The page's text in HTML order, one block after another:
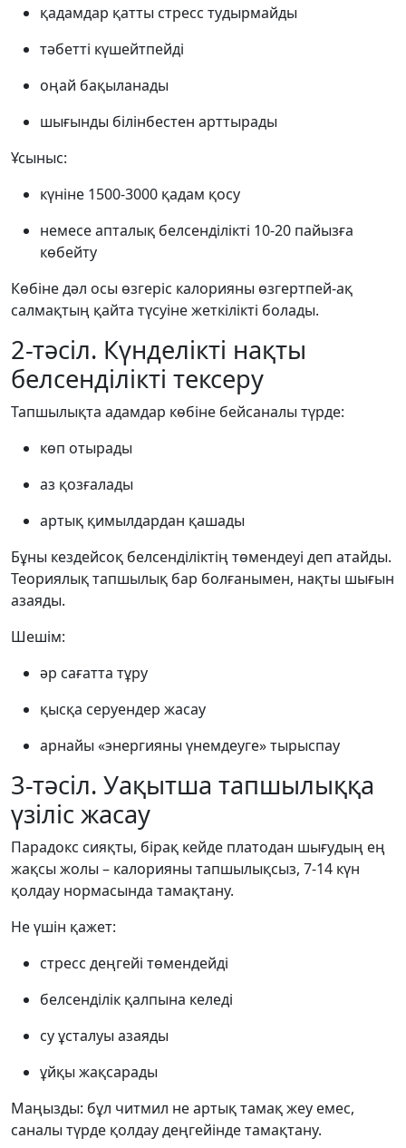
қадамдар қатты стресс тудырмайды
тәбетті күшейтпейді
оңай бақыланады
шығынды білінбестен арттырады
Ұсыныс:
күніне 1500-3000 қадам қосу
немесе апталық белсенділікті 10-20 пайызға
көбейту
Көбіне дәл осы өзгеріс калорияны өзгертпей-ақ
салмақтың қайта түсуіне жеткілікті болады.
2-тәсіл. Күнделікті нақты
белсенділікті тексеру
Тапшылықта адамдар көбіне бейсаналы түрде:
көп отырады
аз қозғалады
артық қимылдардан қашады
Бұны кездейсоқ белсенділіктің төмендеуі деп атайды.
Теориялық тапшылық бар болғанымен, нақты шығын
азаяды.
Шешім:
әр сағатта тұру
қысқа серуендер жасау
арнайы «энергияны үнемдеуге» тырыспау
3-тәсіл. Уақытша тапшылыққа
үзіліс жасау
Парадокс сияқты, бірақ кейде платодан шығудың ең
жақсы жолы – калорияны тапшылықсыз, 7-14 күн
қолдау нормасында тамақтану.
Не үшін қажет:
стресс деңгейі төмендейді
белсенділік қалпына келеді
су ұсталуы азаяды
ұйқы жақсарады
Маңызды: бұл читмил не артық тамақ жеу емес,
саналы түрде қолдау деңгейінде тамақтану.